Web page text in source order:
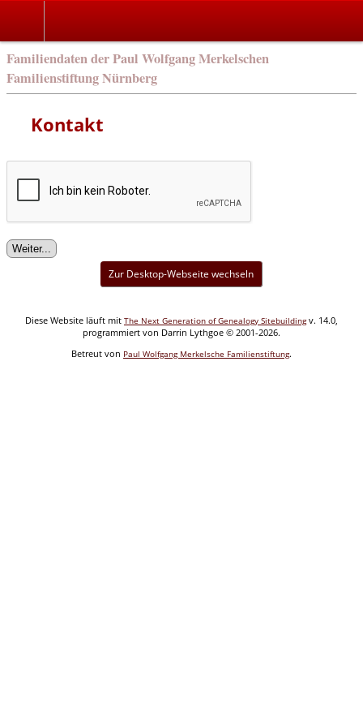
Familiendaten der Paul Wolfgang Merkelschen
Familienstiftung Nürnberg
Kontakt
Zur Desktop-Webseite wechseln
Diese Website läuft mit The Next Generation of Genealogy Sitebuildingv. 14.0,
programmiert von Darrin Lythgoe © 2001-2026.
Betreut von Paul Wolfgang Merkelsche Familienstiftung.